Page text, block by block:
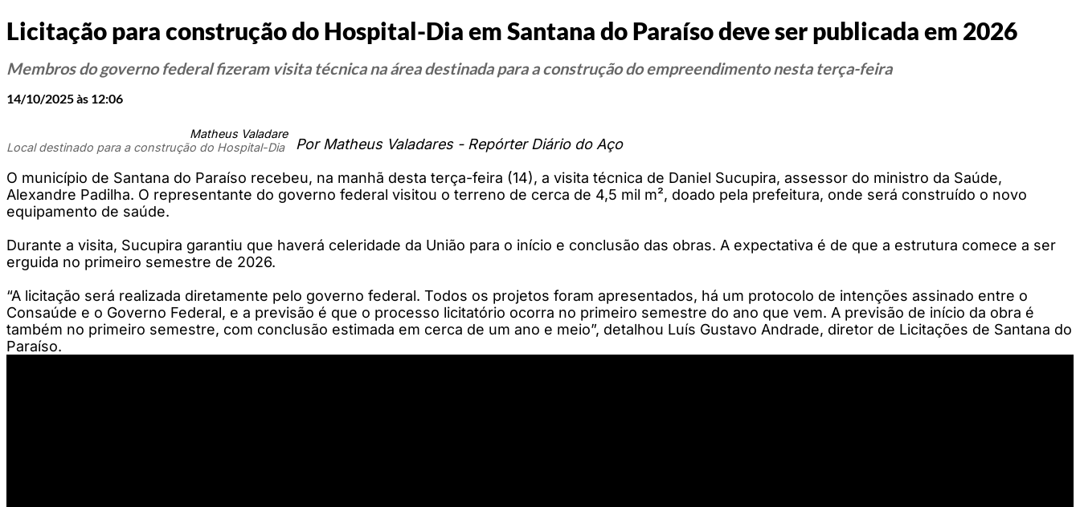
Licitação para construção do Hospital-Dia em Santana do Paraíso deve ser publicada em 2026
Membros do governo federal fizeram visita técnica na área destinada para a construção do empreendimento nesta terça-feira
14/10/2025 às 12:06
Matheus Valadare
Local destinado para a construção do Hospital-Dia
Por Matheus Valadares - Repórter Diário do Aço
O município de Santana do Paraíso recebeu, na manhã desta terça-feira (14), a visita técnica de Daniel Sucupira, assessor do ministro da Saúde,
Alexandre Padilha. O representante do governo federal visitou o terreno de cerca de 4,5 mil m², doado pela prefeitura, onde será construído o novo
equipamento de saúde.
Durante a visita, Sucupira garantiu que haverá celeridade da União para o início e conclusão das obras. A expectativa é de que a estrutura comece a ser
erguida no primeiro semestre de 2026.
“A licitação será realizada diretamente pelo governo federal. Todos os projetos foram apresentados, há um protocolo de intenções assinado entre o
Consaúde e o Governo Federal, e a previsão é que o processo licitatório ocorra no primeiro semestre do ano que vem. A previsão de início da obra é
também no primeiro semestre, com conclusão estimada em cerca de um ano e meio”, detalhou Luís Gustavo Andrade, diretor de Licitações de Santana do
Paraíso.